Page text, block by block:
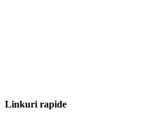
Linkuri rapide